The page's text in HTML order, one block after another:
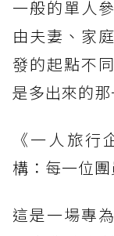
一般的單人
由夫妻、家
發的起點不
是多出來的
《一人旅行
構：每一位
這是一場專